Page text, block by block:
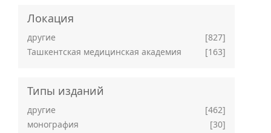
Локация
другие
[827]
Ташкентская медицинская академия
[163]
Типы изданий
другие
[462]
монография
[30]